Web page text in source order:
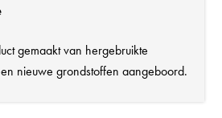
gemaakt van hergebruikte
nieuwe grondstoffen aangeboord.